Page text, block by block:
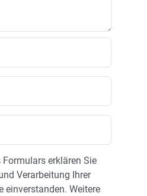
erklären Sie
Verarbeitung Ihrer
einverstanden. Weitere